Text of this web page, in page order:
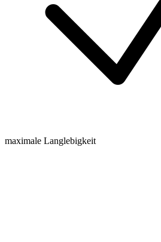
maximale Langlebigkeit